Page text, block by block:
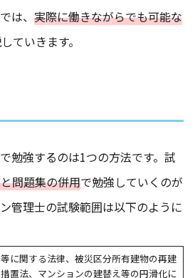
は、 実際に働きながらでも可能な
ていきます。
で勉強するのは1つの方法です。試
問題集の併用で勉強していくのが
管理士の試験範囲は以下のように
に関する法律、被災区分所有建物の再建
置法、マンションの建替え等の円滑化に